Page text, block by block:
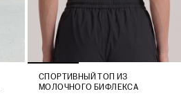
СПОРТИВНЫЙ ТОП ИЗ
МОЛОЧНОГО БИФЛЕКСА